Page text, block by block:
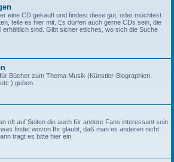
eine CD gekauft und findest diese gut, oder möchtest
teile es hier mit. Es dürfen auch gerne CDs sein, die
erhältlich sind. Gibt sicher etliches, wo sich die Suche
Bücher zum Thema Musik (Künstler-Biographien,
geben.
oft auf Seiten die auch für andere Fans interessant sein
findet wovon Ihr glaubt, daß man es anderen nicht
tragt es bitte hier ein.